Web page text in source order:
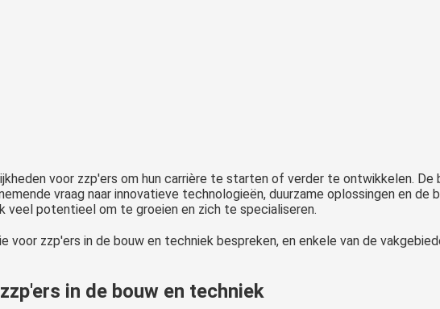
voor zzp'ers om hun carrière te starten of verder te ontwikkelen.
vraag naar innovatieve technologieën, duurzame oplossingen en de
veel potentieel om te groeien en zich te specialiseren.
voor zzp'ers in de bouw en techniek bespreken, en enkele van de
in de bouw en techniek